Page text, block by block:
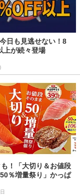
日も見逃せない！8
上が続々登場
！「大切り＆お値段
％増量祭り」かっぱ